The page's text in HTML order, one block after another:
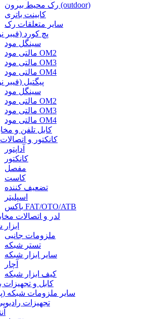
رک محیط بیرون (outdoor)
کابینت باتری
سایر متعلقات رک
پچ کورد (فیبر
سینگل مود
مالتی مود OM2
مالتی مود OM3
مالتی مود OM4
پیگتیل (فیبر
سینگل مود
مالتی مود OM2
مالتی مود OM3
مالتی مود OM4
کابل تلفن و
کانکتور و اتصالات
آداپتور
کانکتور
مفصل
کاست
تضعیف کننده
اسپلیتر
باکس FAT/OTO/ATB
لدر و اتصالات
ملزومات جانبی
تستر شبکه
سایر ابزار شبکه
آچار
کیف ابزار شبکه
کابل و تجهیزات
سایر ملزومات شبکه
تجهیزات